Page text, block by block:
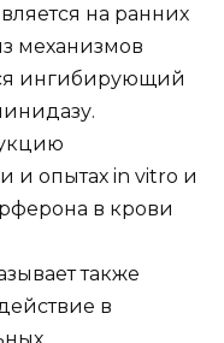
на ранних
механизмов
ингибирующий
и опытах in vitro и
в крови
также
в